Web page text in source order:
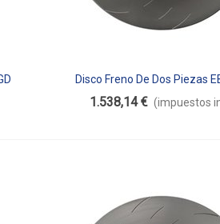
Añadir Al Carrito
Disco Freno De Dos Piezas
Flotante SG2F022
1.538,14 € (impuestos